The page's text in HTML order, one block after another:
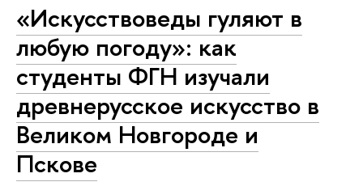
«Искусствоведы гуляют в
любую погоду»: как
студенты ФГН изучали
древнерусское искусство в
Великом Новгороде и
Пскове